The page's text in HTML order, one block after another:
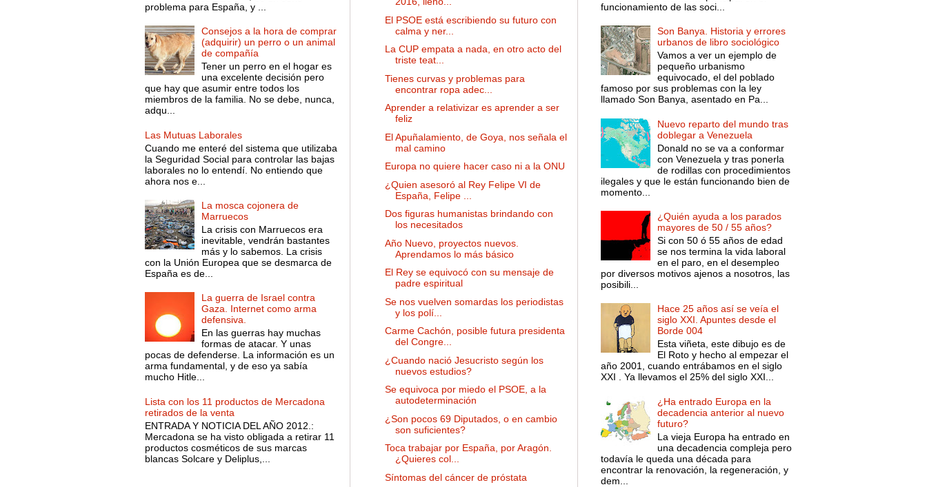
problema para España, y ...
Consejos a la hora de comprar
(adquirir) un perro o un animal
de compañía
Tener un perro en el hogar es
una excelente decisión pero
que hay que asumir entre todos los
miembros de la familia. No se debe, nunca,
adqu...
Las Mutuas Laborales
Cuando me enteré del sistema que utilizaba
la Seguridad Social para controlar las bajas
laborales no lo entendí. No entiendo que
ahora nos e...
La mosca cojonera de
Marruecos
La crisis con Marruecos era
inevitable, vendrán bastantes
más y lo sabemos. La crisis
con la Unión Europea que se desmarca de
España es de...
La guerra de Israel contra
Gaza. Internet como arma
defensiva.
En las guerras hay muchas
formas de atacar. Y unas
pocas de defenderse. La información es un
arma fundamental, y de eso ya sabía
mucho Hitle...
Lista con los 11 productos de Mercadona
retirados de la venta
ENTRADA Y NOTICIA DEL AÑO 2012.:
Mercadona se ha visto obligada a retirar 11
productos cosméticos de sus marcas
blancas Solcare y Deliplus,...
El PSOE está escribiendo su futuro con
calma y ner...
La CUP empata a nada, en otro acto del
triste teat...
Tienes curvas y problemas para
encontrar ropa adec...
Aprender a relativizar es aprender a ser
feliz
El Apuñalamiento, de Goya, nos señala el
mal camino
Europa no quiere hacer caso ni a la ONU
¿Quien asesoró al Rey Felipe VI de
España, Felipe ...
Dos figuras humanistas brindando con
los necesitados
Año Nuevo, proyectos nuevos.
Aprendamos lo más básico
El Rey se equivocó con su mensaje de
padre espiritual
Se nos vuelven somardas los periodistas
y los polí...
Carme Cachón, posible futura presidenta
del Congre...
¿Cuando nació Jesucristo según los
nuevos estudios?
Se equivoca por miedo el PSOE, a la
autodeterminación
¿Son pocos 69 Diputados, o en cambio
son suficientes?
Toca trabajar por España, por Aragón.
¿Quieres col...
Síntomas del cáncer de próstata
funcionamiento de las soci...
Son Banya. Historia y errores
urbanos de libro sociológico
Vamos a ver un ejemplo de
pequeño urbanismo
equivocado, el del poblado
famoso por sus problemas con la ley
llamado Son Banya, asentado en Pa...
Nuevo reparto del mundo tras
doblegar a Venezuela
Donald no se va a conformar
con Venezuela y tras ponerla
de rodillas con procedimientos
ilegales y que le están funcionando bien de
momento...
¿Quién ayuda a los parados
mayores de 50 / 55 años?
Si con 50 ó 55 años de edad
se nos termina la vida laboral
en el paro, en el desempleo
por diversos motivos ajenos a nosotros, las
posibili...
Hace 25 años así se veía el
siglo XXI. Apuntes desde el
Borde 004
Esta viñeta, este dibujo es de
El Roto y hecho al empezar el
año 2001, cuando entrábamos en el siglo
XXI . Ya llevamos el 25% del siglo XXI...
¿Ha entrado Europa en la
decadencia anterior al nuevo
futuro?
La vieja Europa ha entrado en
una decadencia compleja pero
todavía le queda una década para
encontrar la renovación, la regeneración, y
dem...